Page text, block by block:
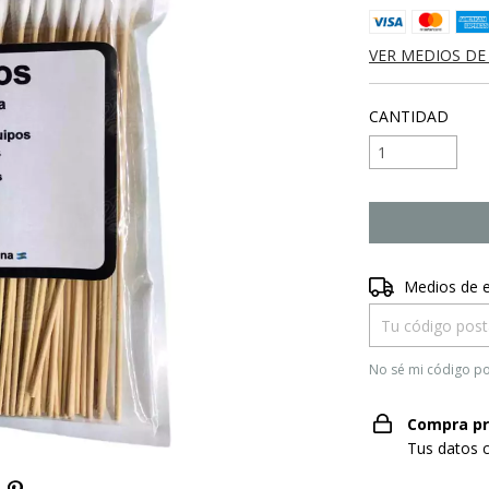
VER MEDIOS
CANTIDAD
Entregas para el
Medios de
No sé mi código
Compra
Tus datos